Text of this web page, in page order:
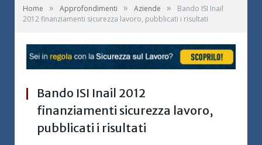
Home » Approfondimenti » Aziende »
Bando ISI Inail
2012 finanziamenti sicurezza lavoro, pubblicati i risultati
Bando ISI Inail 2012
finanziamenti sicurezza lavoro,
pubblicati i risultati